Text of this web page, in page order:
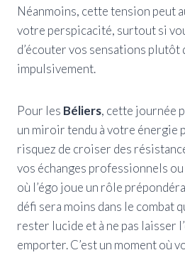
Néanmoins, cette tension peut
votre perspicacité, surtout si
d’écouter vos sensations plutôt
impulsivement.
Pour les Béliers, cette journée
un miroir tendu à votre énergie
risquez de croiser des
vos échanges professionnels
où l’égo joue un rôle
défi sera moins dans le combat
rester lucide et à ne pas laisser
emporter. C’est un moment où